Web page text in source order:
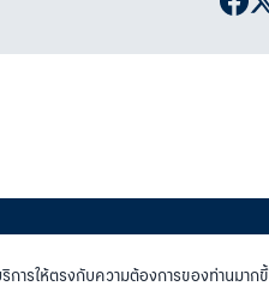
สู่เว็บไซต์ธนาคาร |ติดต่อเรา
ารให้ตรงกับความต้องการของท่านมาก